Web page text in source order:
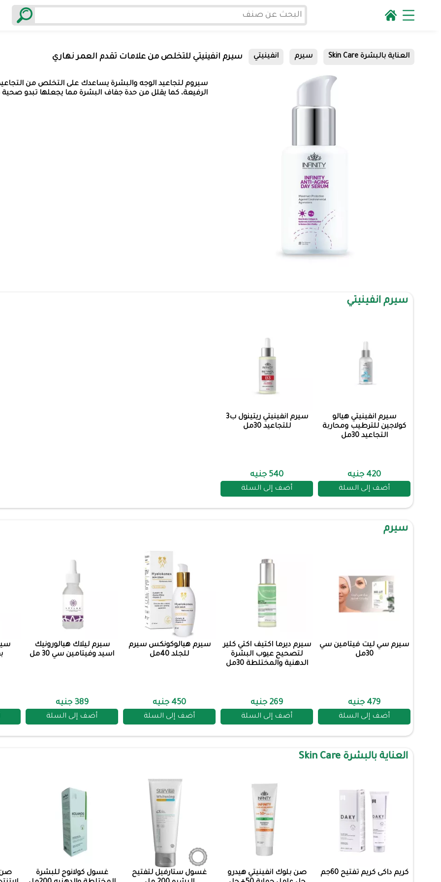
العناية بالبشرة Skin Care سيرم انفينيتي سيرم انفينيتي للتخلص من علامات تقدم العمر نهاري
سيروم لتجاعيد الوجه والبشرة يساعدك على التخلص من
الرفيعة، كما يقلل من حدة جفاف البشرة مما يجعلها تبدو
سيرم انفينيتي
سيرم انفينيتي هيالو
كولاجين للترطيب ومحاربة
التجاعيد 30مل
420 جنيه
أضف إلى السلة
سيرم انفينيتي ريتينول ب3
للتجاعيد 30مل
540 جنيه
أضف إلى السلة
سيرم
سيرم سي ليت فيتامين سي
30مل
479 جنيه
أضف إلى السلة
سيرم ديرما اكتيف اكتي كلير
لتصحيح عيوب البشرة
الدهنية والمختلطة 30مل
269 جنيه
أضف إلى السلة
سيرم هيالوكونكس سيرم
للجلد 40مل
450 جنيه
أضف إلى السلة
سيرم ليلاك هيالورونيك
اسيد وفيتامين سي 30 مل
389 جنيه
أضف إلى السلة
العناية بالبشرة Skin Care
كريم داكى كريم تفتيح 60جم
صن بلوك انفينيتي هيدرو
غسول ستارفيل لتفتيح
غسول كولانوج للبشرة
صن